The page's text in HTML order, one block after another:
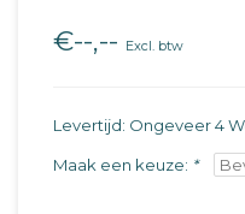
€--,-- Excl. btw
Levertijd: Ongeveer 4
Maak een keuze: *